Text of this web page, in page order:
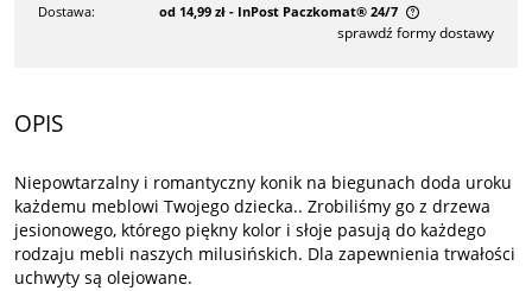
Dostawa:
od 14,99 zł - InPost Paczkomat® 24/7
Cena nie zawiera ewentualnych kosztów płatności
sprawdź formy dostawy
OPIS
Niepowtarzalny i romantyczny konik na biegunach doda uroku
każdemu meblowi Twojego dziecka.. Zrobiliśmy go z drzewa
jesionowego, którego piękny kolor i słoje pasują do każdego
rodzaju mebli naszych milusińskich. Dla zapewnienia trwałości
uchwyty są olejowane.